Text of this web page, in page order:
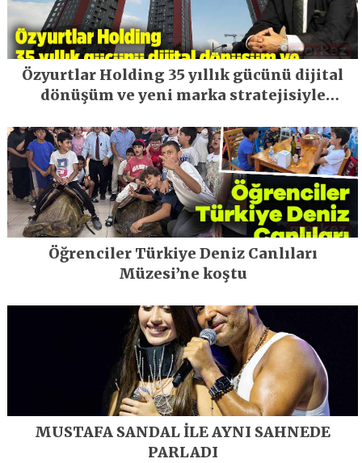
Özyurtlar Holding 35 yıllık gücünü dijital
dönüşüm ve yeni marka stratejisiyle
Öğrenciler Türkiye Deniz Canlıları
Müzesi’ne koştu
MUSTAFA SANDAL İLE AYNI SAHNEDE
PARLADI